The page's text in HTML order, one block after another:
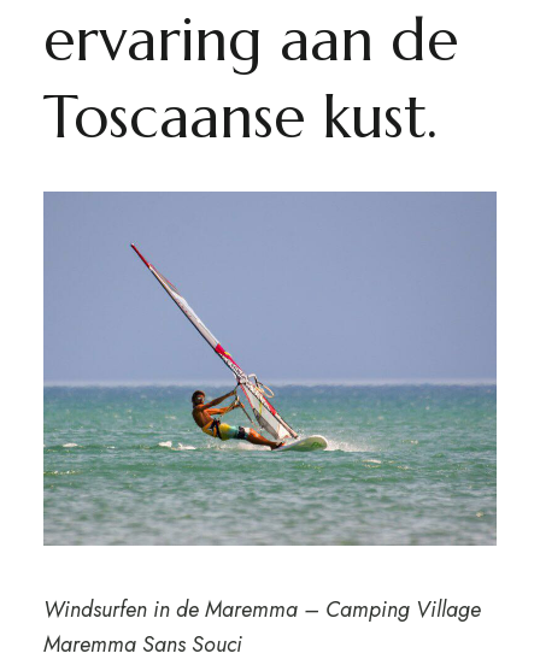
ervaring aan de
Toscaanse kust.
Windsurfen in de Maremma – Camping Village
Maremma Sans Souci